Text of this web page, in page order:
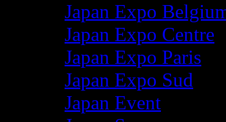
Japan Expo
Japan Expo Centre
Japan Expo Paris
Japan Expo Sud
Japan Event